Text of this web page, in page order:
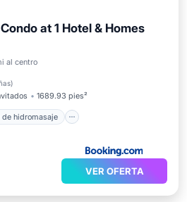
at 1 Hotel & Homes
al centro
)
1689.93 pies²
de hidromasaje
Bañera de hidromasaje
Aparcamiento
VER OFERTA